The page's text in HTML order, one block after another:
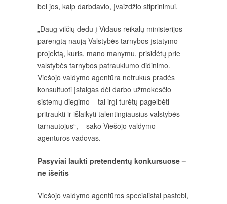
bei jos, kaip darbdavio, įvaizdžio stiprinimui.
„Daug vilčių dedu į Vidaus reikalų ministerijos
parengtą naują Valstybės tarnybos įstatymo
projektą, kuris, mano manymu, prisidėtų prie
valstybės tarnybos patrauklumo didinimo.
Viešojo valdymo agentūra netrukus pradės
konsultuoti įstaigas dėl darbo užmokesčio
sistemų diegimo – tai irgi turėtų pagelbėti
pritraukti ir išlaikyti talentingiausius valstybės
tarnautojus“, – sako Viešojo valdymo
agentūros vadovas.
Pasyviai laukti pretendentų konkursuose –
ne išeitis
Viešojo valdymo agentūros specialistai pastebi,